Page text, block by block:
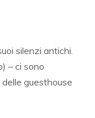
silenzi antichi.
– ci sono
guesthouse